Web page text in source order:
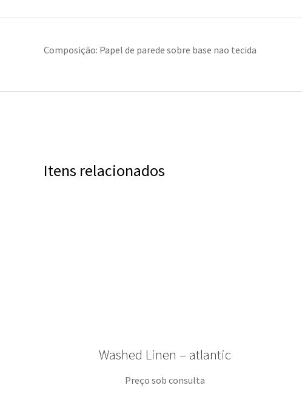
Composição: Papel de parede sobre base nao tecida
Itens relacionados
Washed Linen – atlantic
Preço sob consulta